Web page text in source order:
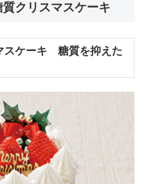
クリスマスケーキ
スケーキ 糖質を抑えた